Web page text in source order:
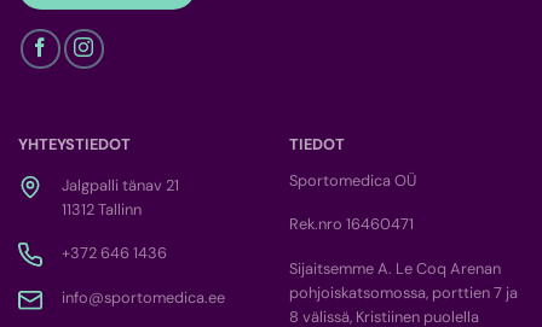
YHTEYSTIEDOT
Jalgpalli tänav 21
11312 Tallinn
+372 646 1436
info@sportomedica.ee
TIEDOT
Sportomedica OÜ
Rek.nro 16460471
Sijaitsemme A. Le Coq Arenan
pohjoiskatsomossa, porttien 7 ja
8 välissä, Kristiinen puolella